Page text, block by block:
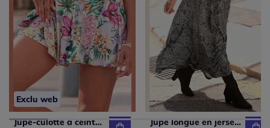
Exclu web
Jupe-culotte à ceinture élastique avec motif floral et coupe évasée
Jupe longue en jersey avec ceinture smockée et imprimé floral